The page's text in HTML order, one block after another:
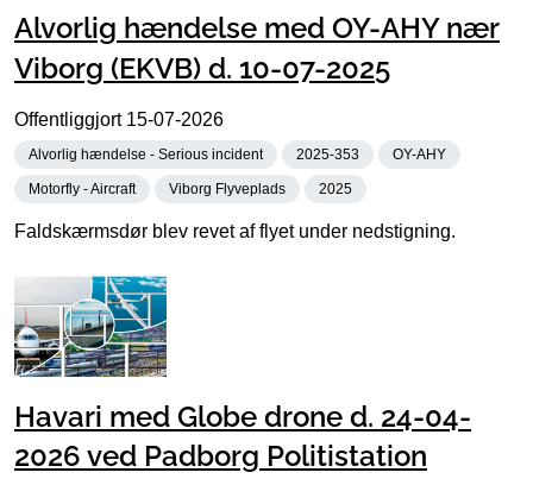
Alvorlig hændelse med OY-AHY nær
Viborg (EKVB) d. 10-07-2025
Offentliggjort 15-07-2026
Alvorlig hændelse - Serious incident 2025-353 OY-AHY
Motorfly - Aircraft Viborg Flyveplads 2025
Faldskærmsdør blev revet af flyet under nedstigning.
Havari med Globe drone d. 24-04-
2026 ved Padborg Politistation